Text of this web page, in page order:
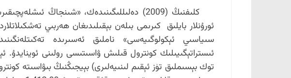
كلىفنىڭ (2009) دەلىللىگىنىدەك، «شىنجاڭ
سىياسىي ئېكولوگىيەسى» ناملىق ئەسىرىدە
ئىستراتېگىيىلىك كونترول قىلىش ۋاسىتىسى رولىنى ئوينايدۇ.
توك بېسىملىق تۈز ئېقىم لىنىيەلىرى) بېيجىڭنىڭ بىۋاسىتە